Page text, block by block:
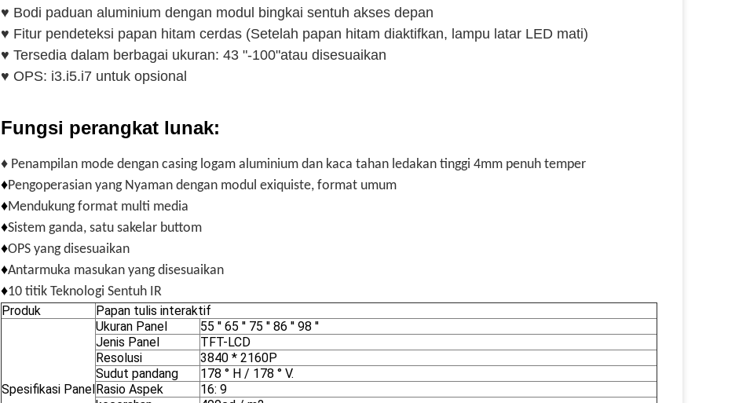
♥ Bodi paduan aluminium dengan modul bingkai sentuh akses depan
♥ Fitur pendeteksi papan hitam cerdas (Setelah papan hitam diaktifkan, lampu latar LED mati)
♥ Tersedia dalam berbagai ukuran: 43 "-100"atau disesuaikan
♥ OPS: i3.i5.i7 untuk opsional
Fungsi perangkat lunak:
♦ Penampilan mode dengan casing logam aluminium dan kaca tahan ledakan tinggi 4mm penuh temper
♦Pengoperasian yang Nyaman dengan modul exiquiste, format umum
♦Mendukung format multi media
♦Sistem ganda, satu sakelar buttom
♦OPS yang disesuaikan
♦Antarmuka masukan yang disesuaikan
♦10 titik Teknologi Sentuh IR
Produk
Papan tulis interaktif
Spesifikasi Panel
Ukuran Panel
55 '' 65 '' 75 '' 86 '' 98 ''
Jenis Panel
TFT-LCD
Resolusi
3840 * 2160P
Sudut pandang
178 ° H / 178 ° V.
Rasio Aspek
16: 9